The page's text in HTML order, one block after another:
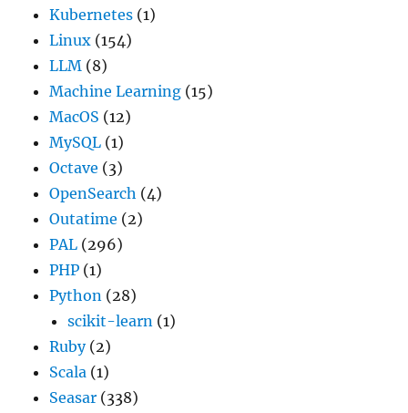
Kubernetes (1)
Linux (154)
LLM (8)
Machine Learning (15)
MacOS (12)
MySQL (1)
Octave (3)
OpenSearch (4)
Outatime (2)
PAL (296)
PHP (1)
Python (28)
scikit-learn (1)
Ruby(2)
Scala (1)
Seasar (338)